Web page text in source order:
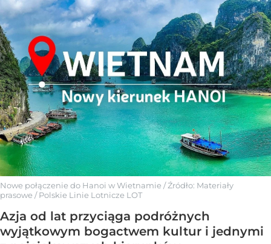
Nowe połączenie do Hanoi w Wietnamie / Źródło: Materiały
prasowe /Polskie Linie Lotnicze LOT
Azja od lat przyciąga podróżnych
wyjątkowym bogactwem kultur i jednymi